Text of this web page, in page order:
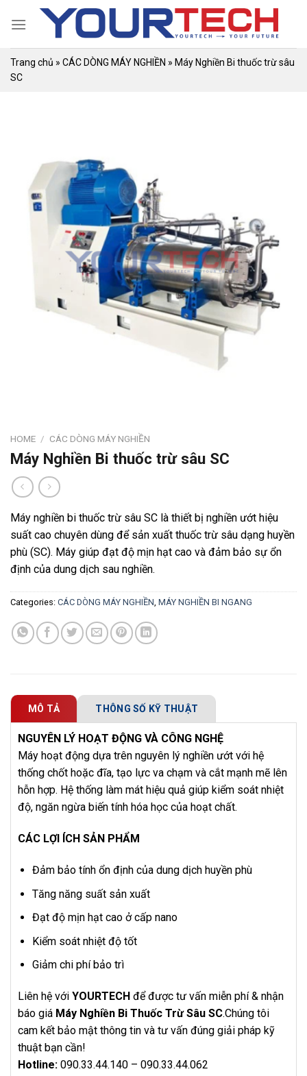
Trang chủ » CÁC DÒNG MÁY NGHIỀN » Máy Nghiền Bi thuốc trừ sâu
SC
HOME / CÁC DÒNG MÁY NGHIỀN
Máy Nghiền Bi thuốc trừ sâu SC
Máy nghiền bi thuốc trừ sâu SC là thiết bị nghiền ướt hiệu
suất cao chuyên dùng để sản xuất thuốc trừ sâu dạng huyền
phù (SC). Máy giúp đạt độ mịn hạt cao và đảm bảo sự ổn
định của dung dịch sau nghiền.
Categories: CÁC DÒNG MÁY NGHIỀN, MÁY NGHIỀN BI NGANG
MÔ TẢ THÔNG SỐ KỸ THUẬT
NGUYÊN LÝ HOẠT ĐỘNG VÀ CÔNG NGHỆ
Máy hoạt động dựa trên nguyên lý nghiền ướt với hệ
thống chốt hoặc đĩa, tạo lực va chạm và cắt mạnh mẽ lên
hỗn hợp. Hệ thống làm mát hiệu quả giúp kiểm soát nhiệt
độ, ngăn ngừa biến tính hóa học của hoạt chất.
CÁC LỢI ÍCH SẢN PHẨM
Đảm bảo tính ổn định của dung dịch huyền phù
Tăng năng suất sản xuất
Đạt độ mịn hạt cao ở cấp nano
Kiểm soát nhiệt độ tốt
Giảm chi phí bảo trì
Liên hệ với YOURTECH để được tư vấn miễn phí & nhận
báo giá Máy Nghiền Bi Thuốc Trừ Sâu SC.Chúng tôi
cam kết bảo mật thông tin và tư vấn đúng giải pháp kỹ
thuật bạn cần!
Hotline: 090.33.44.140 – 090.33.44.062